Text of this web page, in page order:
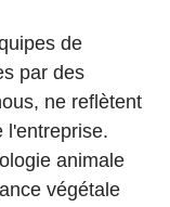
de
par des
ne reflètent
l'entreprise.
animale
végétale